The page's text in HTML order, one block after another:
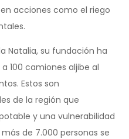
acciones como el riego
Natalia, su fundación ha
100 camiones aljibe al
Estos son
de la región que
y una vulnerabilidad
de 7.000 personas se